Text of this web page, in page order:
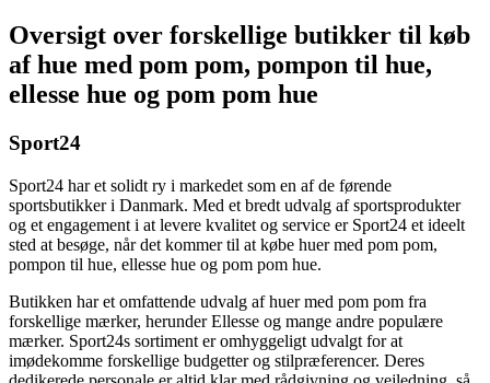
Oversigt over forskellige butikker til køb
af hue med pom pom, pompon til hue,
ellesse hue og pom pom hue
Sport24
Sport24 har et solidt ry i markedet som en af de førende
sportsbutikker i Danmark. Med et bredt udvalg af sportsprodukter
og et engagement i at levere kvalitet og service er Sport24 et ideelt
sted at besøge, når det kommer til at købe huer med pom pom,
pompon til hue, ellesse hue og pom pom hue.
Butikken har et omfattende udvalg af huer med pom pom fra
forskellige mærker, herunder Ellesse og mange andre populære
mærker. Sport24s sortiment er omhyggeligt udvalgt for at
imødekomme forskellige budgetter og stilpræferencer. Deres